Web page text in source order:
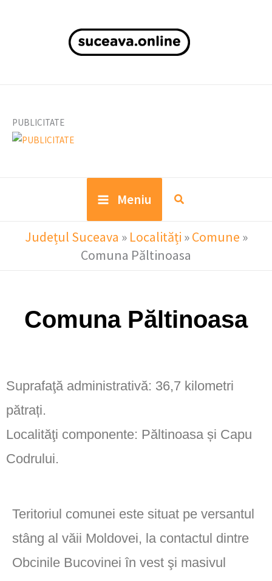
PUBLICITATE
Meniu
Județul Suceava » Localități »Comune »
Comuna Păltinoasa
Comuna Păltinoasa
Suprafaţă administrativă: 36,7 kilometri
pătrați.
Localităţi componente: Păltinoasa și Capu
Codrului.
Teritoriul comunei este situat pe versantul
stâng al văii Moldovei, la contactul dintre
Obcinile Bucovinei în vest şi masivul